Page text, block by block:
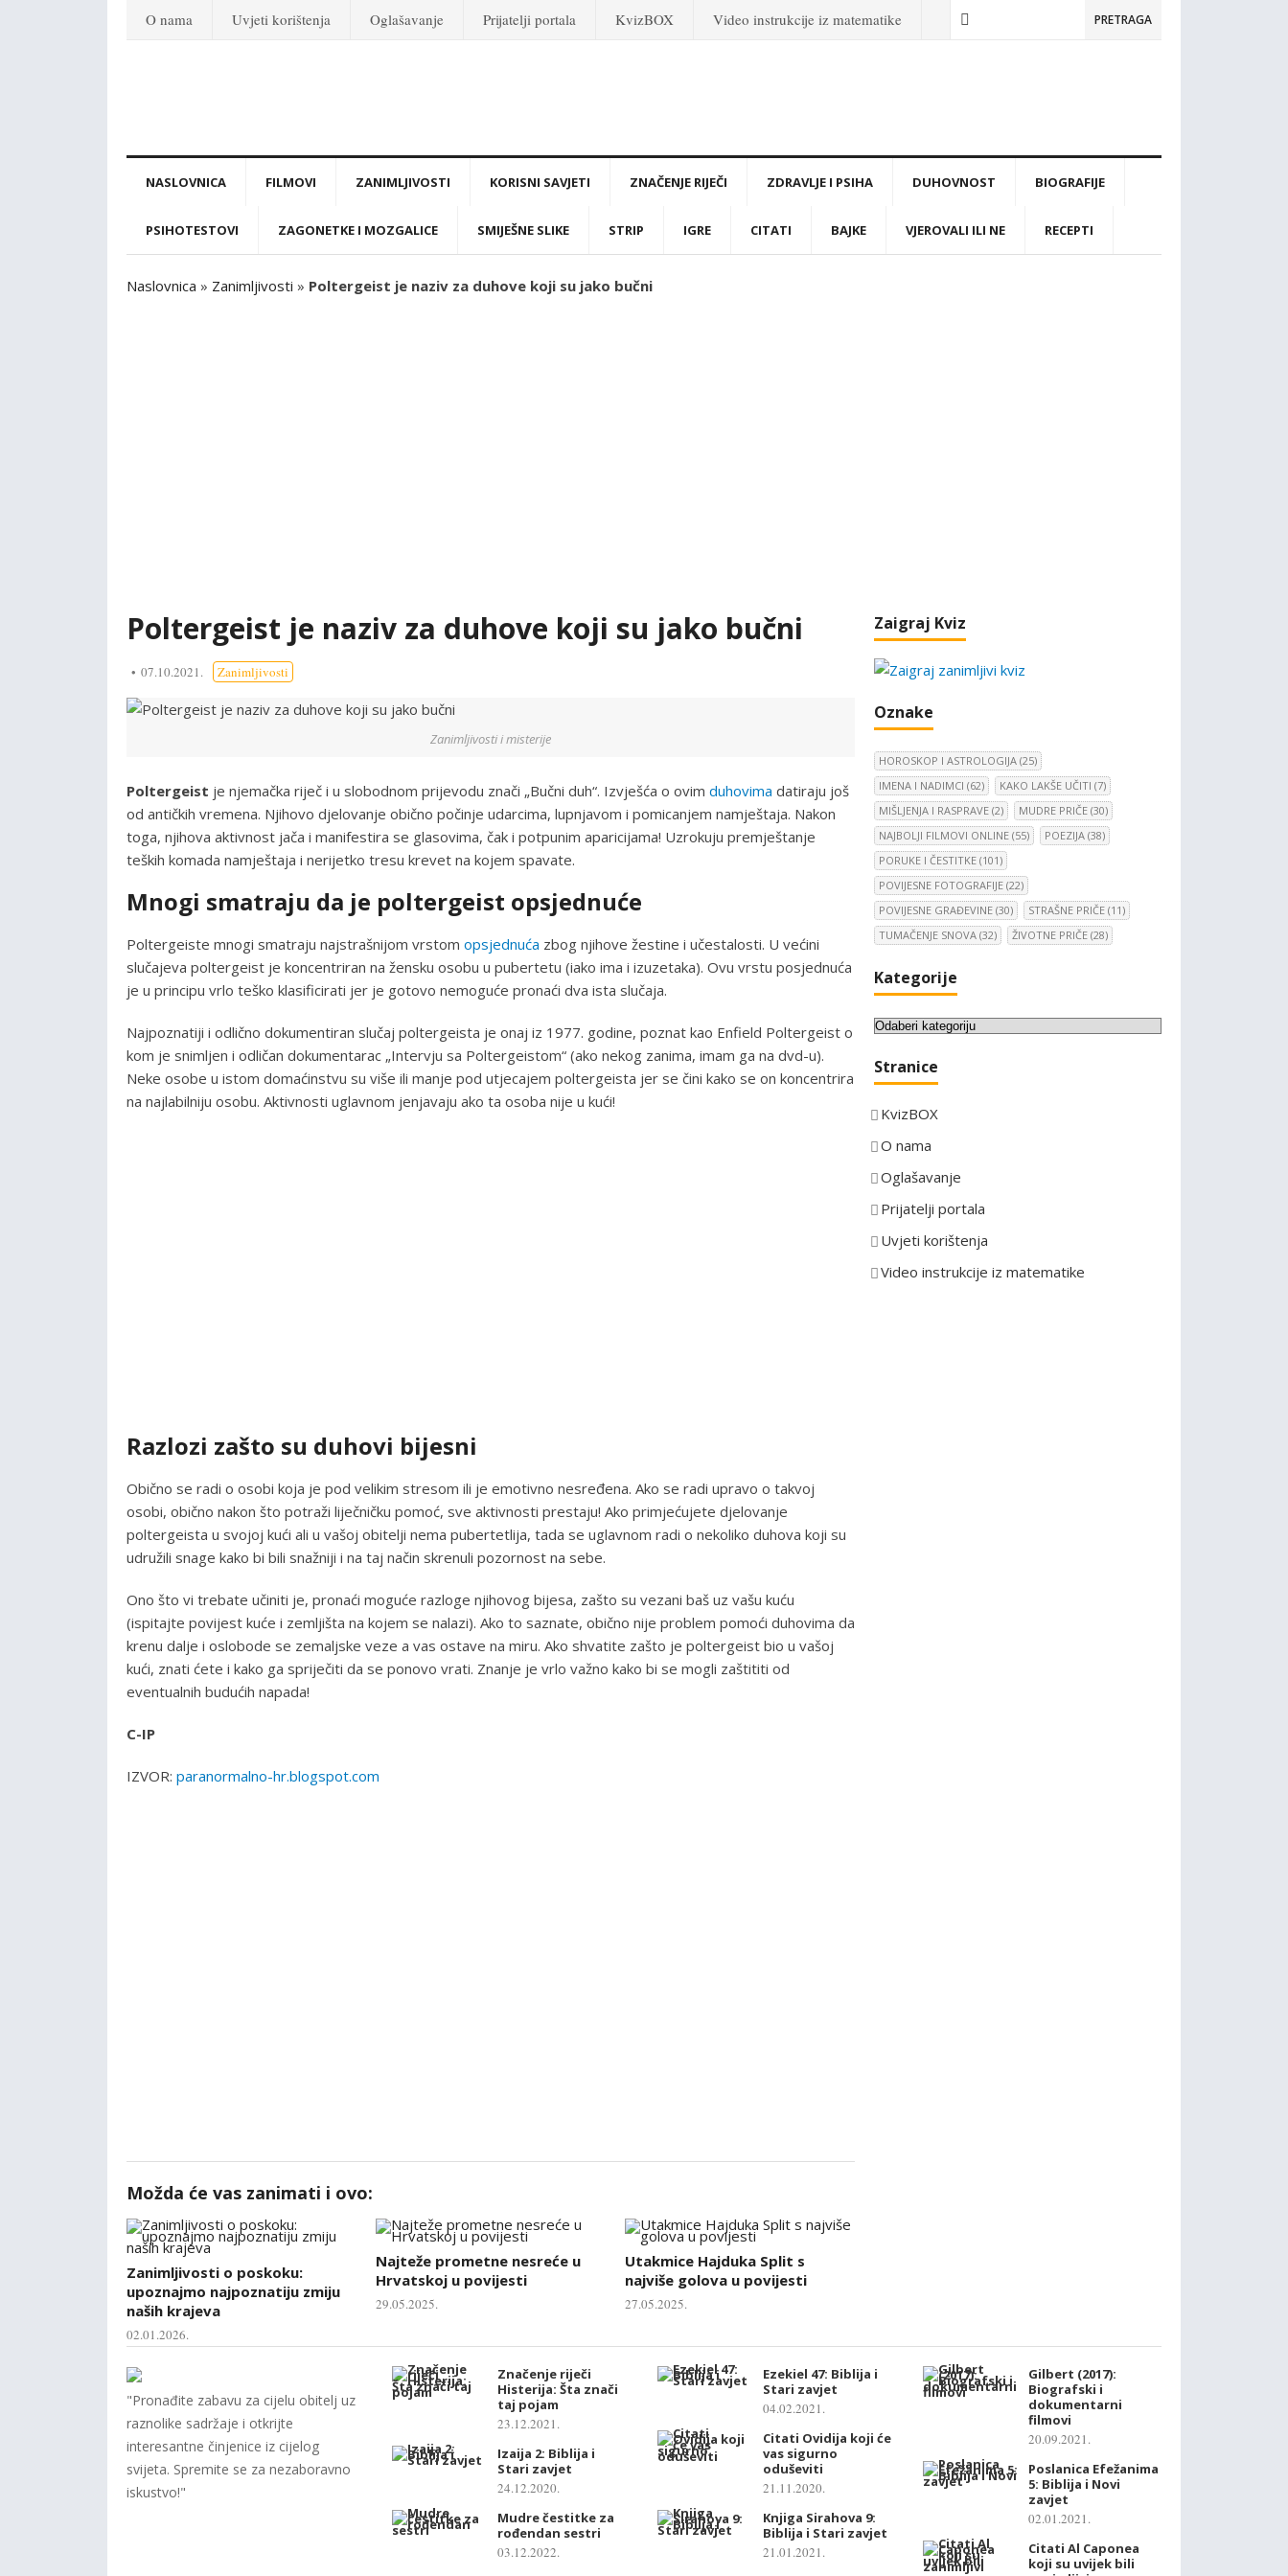
O nama Uvjeti korištenja Oglašavanje Prijatelji portala KvizBOX Video instrukcije iz matematike PRETRAGA
NASLOVNICA FILMOVI ZANIMLJIVOSTI KORISNI SAVJETI ZNAČENJE RIJEČI ZDRAVLJE I PSIHA DUHOVNOST BIOGRAFIJE
PSIHOTESTOVI ZAGONETKE I MOZGALICE SMIJEŠNE SLIKE STRIP IGRE CITATI BAJKE VJEROVALI ILI NE RECEPTI
Naslovnica » Zanimljivosti » Poltergeist je naziv za duhove koji su jako bučni
Poltergeist je naziv za duhove koji su jako bučni
07.10.2021. Zanimljivosti
Zanimljivosti i misterije
Poltergeist je njemačka riječ i u slobodnom prijevodu znači „Bučni duh“. Izvješća o ovim duhovima datiraju još
od antičkih vremena. Njihovo djelovanje obično počinje udarcima, lupnjavom i pomicanjem namještaja. Nakon
toga, njihova aktivnost jača i manifestira se glasovima, čak i potpunim aparicijama! Uzrokuju premještanje
teških komada namještaja i nerijetko tresu krevet na kojem spavate.
Mnogi smatraju da je poltergeist opsjednuće
Poltergeiste mnogi smatraju najstrašnijom vrstom opsjednuća zbog njihove žestine i učestalosti. U većini
slučajeva poltergeist je koncentriran na žensku osobu u pubertetu (iako ima i izuzetaka). Ovu vrstu posjednuća
je u principu vrlo teško klasificirati jer je gotovo nemoguće pronaći dva ista slučaja.
Najpoznatiji i odlično dokumentiran slučaj poltergeista je onaj iz 1977. godine, poznat kao Enfield Poltergeist o
kom je snimljen i odličan dokumentarac „Intervju sa Poltergeistom“ (ako nekog zanima, imam ga na dvd-u).
Neke osobe u istom domaćinstvu su više ili manje pod utjecajem poltergeista jer se čini kako se on koncentrira
na najlabilniju osobu. Aktivnosti uglavnom jenjavaju ako ta osoba nije u kući!
Razlozi zašto su duhovi bijesni
Obično se radi o osobi koja je pod velikim stresom ili je emotivno nesređena. Ako se radi upravo o takvoj
osobi, obično nakon što potraži liječničku pomoć, sve aktivnosti prestaju! Ako primjećujete djelovanje
poltergeista u svojoj kući ali u vašoj obitelji nema pubertetlija, tada se uglavnom radi o nekoliko duhova koji su
udružili snage kako bi bili snažniji i na taj način skrenuli pozornost na sebe.
Ono što vi trebate učiniti je, pronaći moguće razloge njihovog bijesa, zašto su vezani baš uz vašu kuću
(ispitajte povijest kuće i zemljišta na kojem se nalazi). Ako to saznate, obično nije problem pomoći duhovima da
krenu dalje i oslobode se zemaljske veze a vas ostave na miru. Ako shvatite zašto je poltergeist bio u vašoj
kući, znati ćete i kako ga spriječiti da se ponovo vrati. Znanje je vrlo važno kako bi se mogli zaštititi od
eventualnih budućih napada!
C-IP
IZVOR: paranormalno-hr.blogspot.com
Možda će vas zanimati i ovo:
Zanimljivosti o poskoku:
upoznajmo najpoznatiju zmiju
naših krajeva
02.01.2026.
Najteže prometne nesreće u
Hrvatskoj u povijesti
29.05.2025.
Utakmice Hajduka Split s
najviše golova u povijesti
27.05.2025.
Zaigraj Kviz
Oznake
HOROSKOP I ASTROLOGIJA (25)
IMENA I NADIMCI (62) KAKO LAKŠE UČITI (7)
MIŠLJENJA I RASPRAVE (2) MUDRE PRIČE (30)
NAJBOLJI FILMOVI ONLINE (55) POEZIJA (38)
PORUKE I ČESTITKE (101)
POVIJESNE FOTOGRAFIJE (22)
POVIJESNE GRAĐEVINE (30) STRAŠNE PRIČE (11)
TUMAČENJE SNOVA (32) ŽIVOTNE PRIČE (28)
Kategorije
K
t
g
o
i
j
e
Stranice
KvizBOX
O nama
Oglašavanje
Prijatelji portala
Uvjeti korištenja
Video instrukcije iz matematike
"Pronađite zabavu za cijelu obitelj uz
raznolike sadržaje i otkrijte
interesantne činjenice iz cijelog
svijeta. Spremite se za nezaboravno
iskustvo!"
Značenje riječi
Histerija: Šta znači
taj pojam
23.12.2021.
Izaija 2: Biblija i
Stari zavjet
24.12.2020.
Mudre čestitke za
rođendan sestri
03.12.2022.
Ezekiel 47: Biblija i
Stari zavjet
04.02.2021.
Citati Ovidija koji će
vas sigurno
oduševiti
21.11.2020.
Knjiga Sirahova 9:
Biblija i Stari zavjet
21.01.2021.
Gilbert (2017):
Biografski i
dokumentarni
filmovi
20.09.2021.
Poslanica Efežanima
5: Biblija i Novi
zavjet
02.01.2021.
Citati Al Caponea
koji su uvijek bili